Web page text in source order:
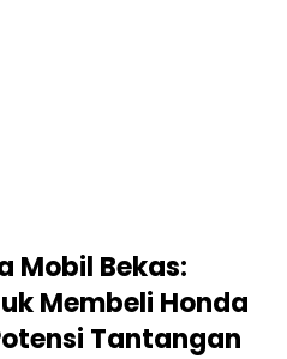
Mobil Bekas:
Membeli Honda
Tantangan